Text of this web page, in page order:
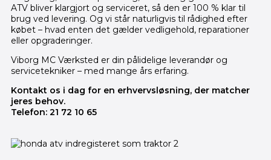
ATV bliver klargjort og serviceret, så den er 100 % klar til
brug ved levering. Og vi står naturligvis til rådighed efter
købet – hvad enten det gælder vedligehold, reparationer
eller opgraderinger.
Viborg MC Værksted er din pålidelige leverandør og
servicetekniker – med mange års erfaring.
Kontakt os i dag for en erhvervsløsning, der matcher
jeres behov.
Telefon: 21 72 10 65